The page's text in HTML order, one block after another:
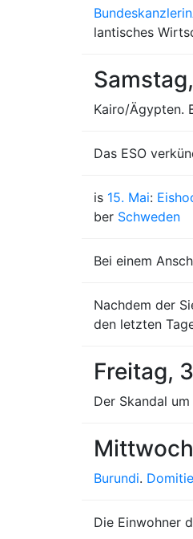
Bundeskanzlerin
lantisches
Kairo/Ägypten.
Das ESO
is 15. Mai:
ber Schweden
Bei einem
Nachdem der
den letzten
Freitag,
Der Skandal
Burundi.
Die Einwohner